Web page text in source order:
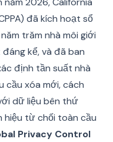
đã kích hoạt sổ
trăm nhà môi giới
kể, và đã ban
định tần suất nhà
cầu xóa mới, cách
dữ liệu bên thứ
hiệu từ chối toàn cầu
Privacy Control